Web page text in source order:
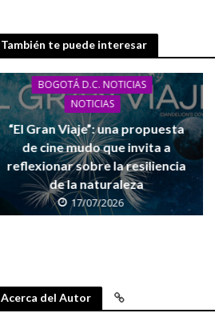
También te puede interesar
BOGOTÁ D.C. NOTICIAS
NOTICIAS
“El Gran Viaje”: una propuesta
de cine mudo que invita a
reflexionar sobre la resiliencia
de la naturaleza
17/07/2026
Acerca del Autor